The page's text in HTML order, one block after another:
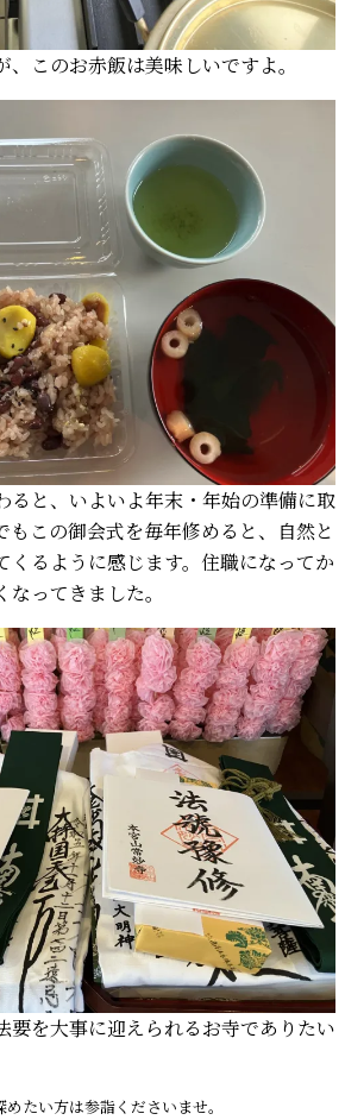
このお赤飯は美味しいですよ。
ると、いよいよ年末・年始の準備に取
もこの御会式を毎年修めると、自然と
くるように感じます。住職になってか
ってきました。
要を大事に迎えられるお寺でありたい
たい方は参詣くださいませ。